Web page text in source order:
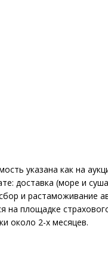
указана как на
доставка (море и
и растаможивание
на площадке
около 2-x месяцев.